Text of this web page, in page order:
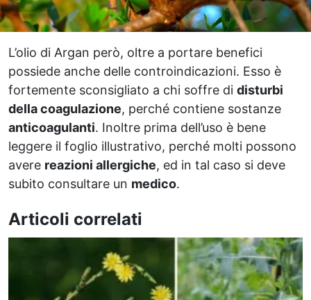
L’olio di Argan però, oltre a portare benefici
possiede anche delle controindicazioni. Esso è
fortemente sconsigliato a chi soffre di disturbi
della coagulazione, perché contiene sostanze
anticoagulanti. Inoltre prima dell’uso è bene
leggere il foglio illustrativo, perché molti possono
avere reazioni allergiche, ed in tal caso si deve
subito consultare un medico.
Articoli correlati